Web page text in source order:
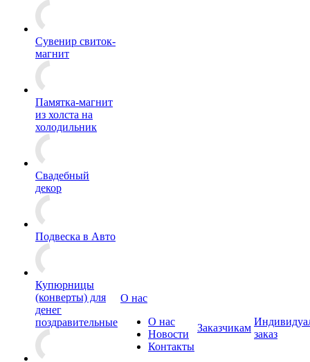
Сувенир свиток-
магнит
Памятка-магнит
из холста на
холодильник
Свадебный
декор
Подвеска в Авто
Купюрницы
(конверты) для
денег
поздравительные
О нас
О нас
Новости
Контакты
Заказчикам
заказ